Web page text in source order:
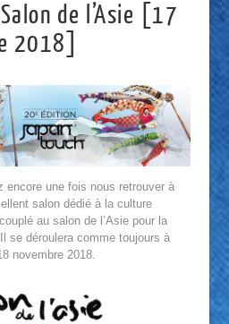
de l’Asie [17
2018]
encore une fois nous retrouver à
salon dédié à la culture
au salon de l’Asie pour la
se déroulera comme toujours à
novembre 2018.